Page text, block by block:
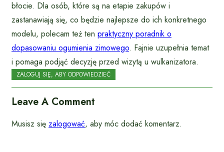
błocie. Dla osób, które są na etapie zakupów i
zastanawiają się, co będzie najlepsze do ich konkretnego
modelu, polecam też ten praktyczny poradnik o
dopasowaniu ogumienia zimowego. Fajnie uzupełnia temat
i pomaga podjąć decyzję przed wizytą u wulkanizatora.
ZALOGUJ SIĘ, ABY ODPOWIEDZIEĆ
Leave A Comment
Musisz się zalogować, aby móc dodać komentarz.